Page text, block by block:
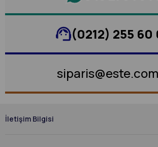
(0212) 255 60
İletişim Bilgisi